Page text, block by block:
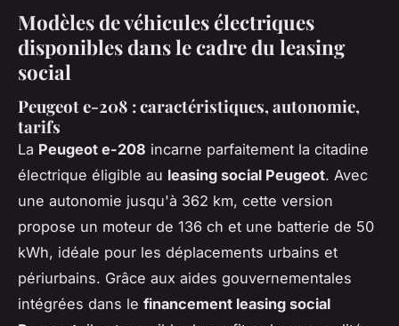
Modèles de véhicules électriques
disponibles dans le cadre du leasing
social
Peugeot e-208 : caractéristiques, autonomie,
tarifs
La Peugeot e-208 incarne parfaitement la citadine
électrique éligible au leasing social Peugeot. Avec
une autonomie jusqu'à 362 km, cette version
propose un moteur de 136 ch et une batterie de 50
kWh, idéale pour les déplacements urbains et
périurbains. Grâce aux aides gouvernementales
intégrées dans le financement leasing social